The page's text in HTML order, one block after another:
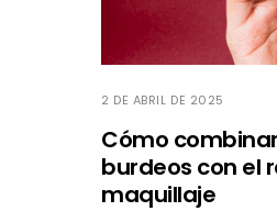
2 DE ABRIL DE 2025
Cómo
burdeos con el
maquillaje